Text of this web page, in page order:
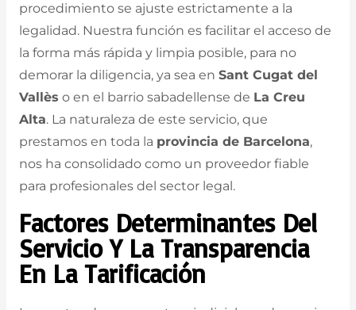
procedimiento se ajuste estrictamente a la
legalidad. Nuestra función es facilitar el acceso de
la forma más rápida y limpia posible, para no
demorar la diligencia, ya sea en Sant Cugat del
Vallès o en el barrio sabadellense de La Creu
Alta. La naturaleza de este servicio, que
prestamos en toda la provincia de Barcelona,
nos ha consolidado como un proveedor fiable
para profesionales del sector legal.
Factores Determinantes Del
Servicio Y La Transparencia
En La Tarificación